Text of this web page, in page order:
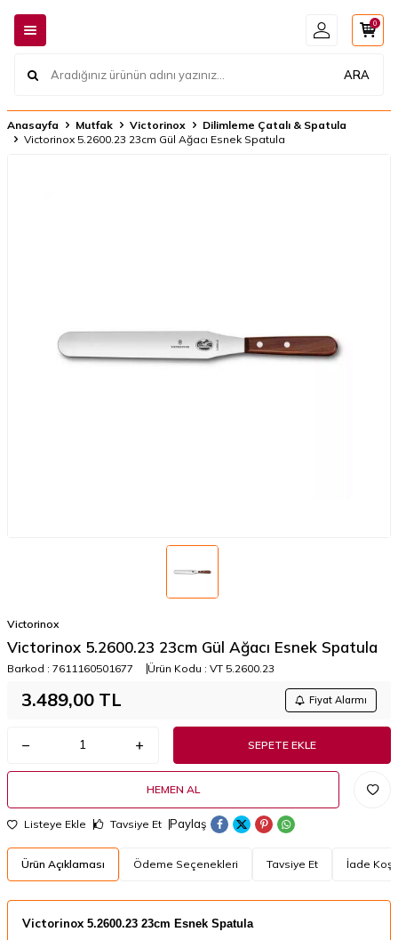
ARA
0
Anasayfa Mutfak Victorinox
Dilimleme Çatalı & Spatula
Victorinox 5.2600.23 23cm Gül Ağacı Esnek Spatula
Victorinox
Victorinox 5.2600.23 23cm Gül Ağacı Esnek Spatula
Barkod : 7611160501677 Ürün Kodu : VT 5.2600.23
3.489,00 TL Fiyat Alarmı
SEPETE EKLE
HEMEN AL
Listeye Ekle Tavsiye Et Paylaş
Ürün Açıklaması Ödeme Seçenekleri Tavsiye Et İade
​Victorinox 5.2600.23 23cm Esnek Spatula